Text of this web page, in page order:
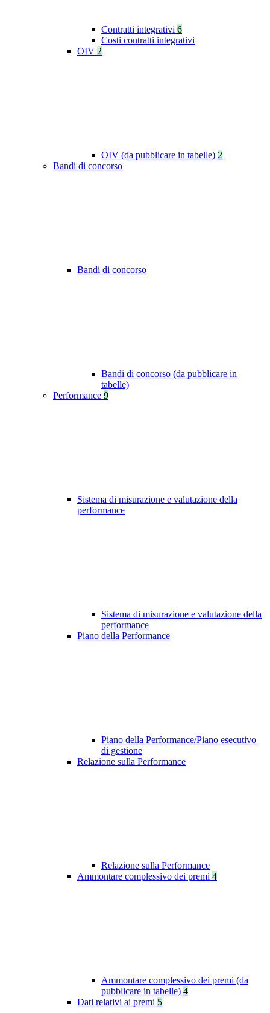
Contratti integrativi 6
Costi contratti integrativi
OIV 2
OIV (da pubblicare in tabelle) 2
Bandi di concorso
Bandi di concorso
Bandi di concorso (da pubblicare in
tabelle)
Performance 9
Sistema di misurazione e valutazione della
performance
Sistema di misurazione e valutazione della
performance
Piano della Performance
Piano della Performance/Piano esecutivo
di gestione
Relazione sulla Performance
Relazione sulla Performance
Ammontare complessivo dei premi 4
Ammontare complessivo dei premi (da
pubblicare in tabelle) 4
Dati relativi ai premi 5